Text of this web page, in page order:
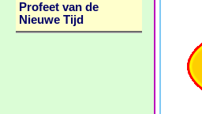
Profeet van de
Nieuwe Tijd